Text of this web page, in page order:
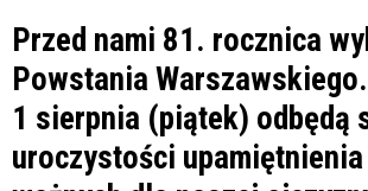
Przed nami 81. rocznica
Powstania
1 sierpnia (piątek) odbędą
uroczystości